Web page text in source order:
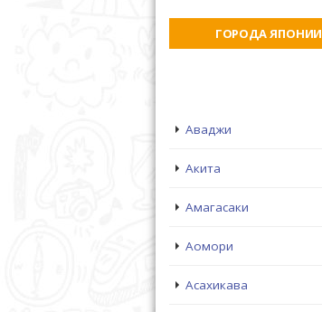
ГОРОДА ЯПОНИИ
Аваджи
Акита
Амагасаки
Аомори
Асахикава